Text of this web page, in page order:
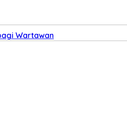
Wartawan